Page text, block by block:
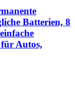
Batterien, 8
Autos,